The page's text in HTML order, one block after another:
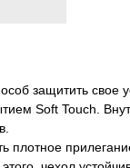
защитить свое
Soft Touch.
плотное